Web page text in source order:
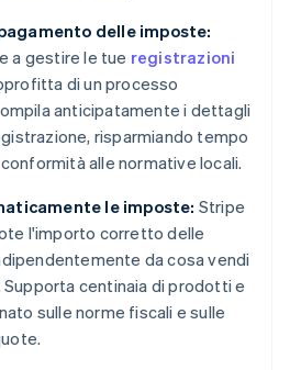
delle imposte:
a gestire le tue registrazioni
di un processo
anticipatamente i dettagli
risparmiando tempo
alle normative locali.
le imposte: Stripe
l'importo corretto delle
da cosa vendi
Supporta centinaia di prodotti e
sulle norme fiscali e sulle